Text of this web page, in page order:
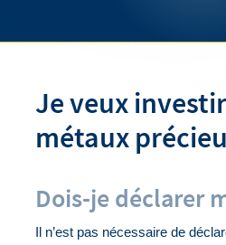
Je veux
métaux
Dois-je déclarer
Il n’est pas nécessaire de